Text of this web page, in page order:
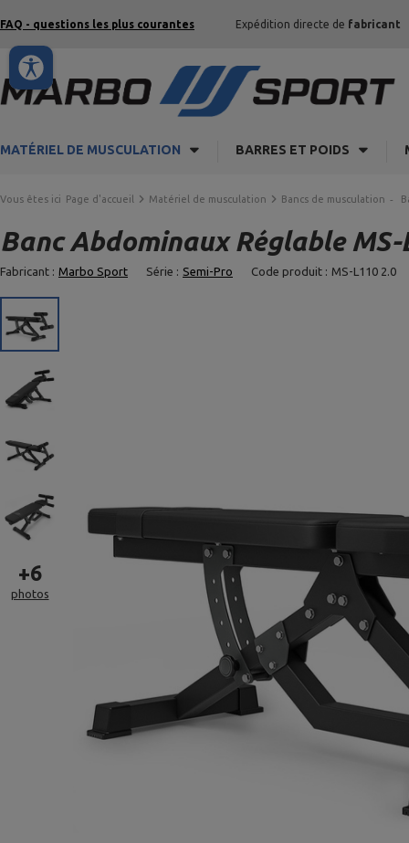
FAQ - questions les plus courantes Expédition directe de fabricant
MATÉRIEL DE MUSCULATION BARRES ET POIDS
Vous êtes ici Page d'accueil Matériel de musculation Bancs de musculation
Banc Abdominaux Réglable
Fabricant : Marbo Sport Série : Semi-Pro Code produit : MS-L110 2.0
+6
photos